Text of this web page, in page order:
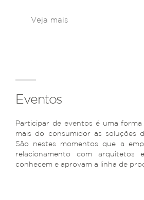
Veja mais
Eventos
Participar de eventos é uma
mais do consumidor as soluções
São nestes momentos que a
relacionamento com arquitetos
conhecem e aprovam a linha de